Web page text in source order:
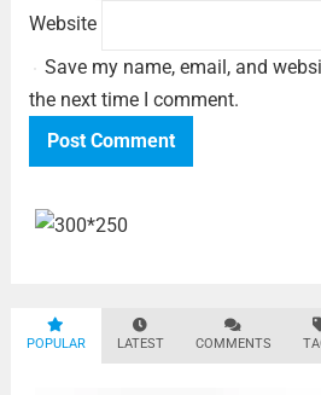
Website
Save my name, email, and
the next time I comment.
POPULAR LATEST COMMENTS